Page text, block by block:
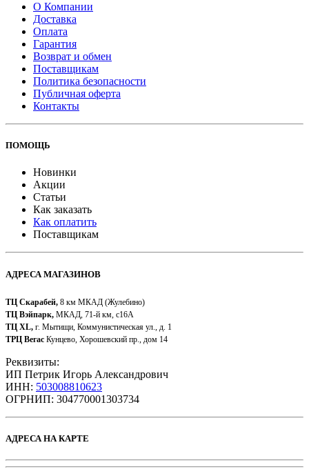
О Компании
Доставка
Оплата
Гарантия
Возврат и обмен
Поставщикам
Политика безопасности
Публичная оферта
Контакты
ПОМОЩЬ
Новинки
Акции
Статьи
Как заказать
Как оплатить
Поставщикам
АДРЕСА МАГАЗИНОВ
ТЦ Скарабей, 8 км МКАД (Жулебино)
ТЦ Вэйпарк, МКАД, 71-й км, с16А
ТЦ XL, г. Мытищи, Коммунистическая ул., д. 1
ТРЦ Вегас Кунцево, Хорошевский пр., дом 14
Реквизиты:
ИП Петрик Игорь Александрович
ИНН: 503008810623
ОГРНИП: 304770001303734​
АДРЕСА НА КАРТЕ